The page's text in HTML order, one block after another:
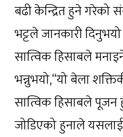
बढी केन्द्रित हुने गरेको
भट्टले जानकारी
सात्विक हिसाबले
भन्नुभयो,“यो बेला
सात्विक हिसाबले पूजन
जोडिएको हुनाले